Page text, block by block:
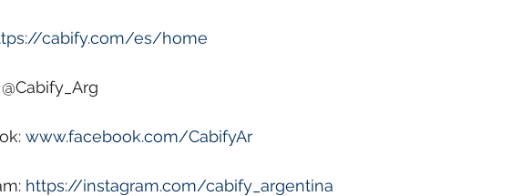
cabify.com/es/home
www.facebook.com/CabifyAr
https://instagram.com/cabify_argentina